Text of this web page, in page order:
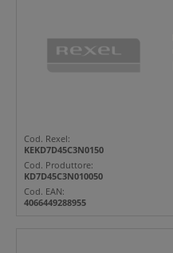
Cod. Rexel:
KEKD7D45C3N0150
Cod. Produttore:
KD7D45C3N010050
Cod. EAN:
4066449288955